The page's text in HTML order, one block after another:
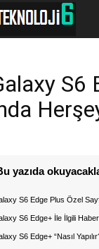
S6
yazıda
S6 Edge Plus Özel
S6 Edge+ İle İlgili
S6 Edge+ “Nasıl